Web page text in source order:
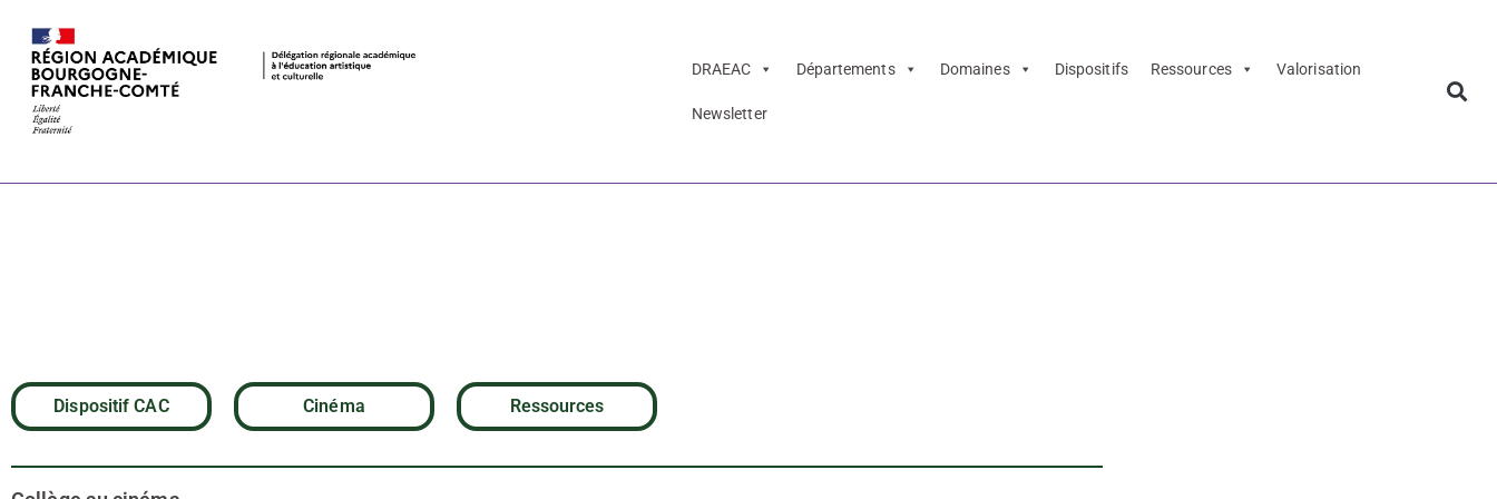
DRAEAC Départements Domaines Dispositifs Ressources Valorisation
Newsletter
Dispositif CAC Cinéma Ressources